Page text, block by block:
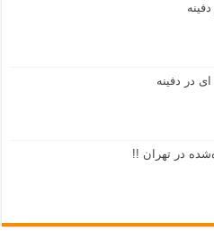
در دفینه
در تهران !!